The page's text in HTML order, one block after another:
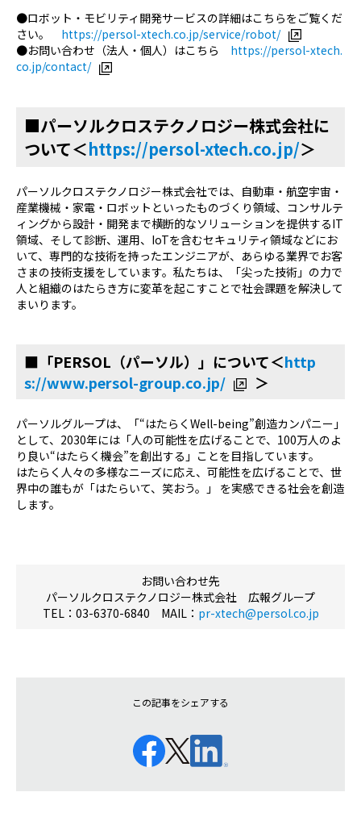
●ロボット・モビリティ開発サービスの詳細はこちらをご覧くだ
さい。 https://persol-xtech.co.jp/service/robot/
●お問い合わせ（法人・個人）はこちら https://persol-xtech.
co.jp/contact/
■パーソルクロステクノロジー株式会社に
ついて＜https://persol-xtech.co.jp/＞
パーソルクロステクノロジー株式会社では、自動車・航空宇宙・
産業機械・家電・ロボットといったものづくり領域、コンサルテ
ィングから設計・開発まで横断的なソリューションを提供するIT
領域、そして診断、運用、 IoTを含むセキュリティ領域などにお
いて、専門的な技術を持ったエンジニアが、あらゆる業界でお客
さまの技術支援をしています。私たちは、「尖った技術」の力で
人と組織のはたらき方に変革を起こすことで社会課題を解決して
まいります。
■「PERSOL（パーソル）」について＜http
s://www.persol-group.co.jp/
＞
パーソルグループは、「“はたらくWell-being”創造カンパニー」
として、2030年には「人の可能性を広げることで、100万人のよ
り良い“はたらく機会”を創出する」ことを目指しています。
はたらく人々の多様なニーズに応え、可能性を広げることで、世
界中の誰もが「はたらいて、笑おう。」 を実感できる社会を創造
します。
お問い合わせ先
パーソルクロステクノロジー株式会社 広報グループ
TEL ：03-6370-6840 MAIL： pr-xtech@persol.co.jp
この記事をシェアする